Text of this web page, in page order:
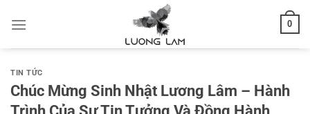
qua
0
TIN TỨC
Chúc Mừng Sinh Nhật Lương Lâm – Hành
Trình Của Sự Tin Tưởng Và Đồng Hành